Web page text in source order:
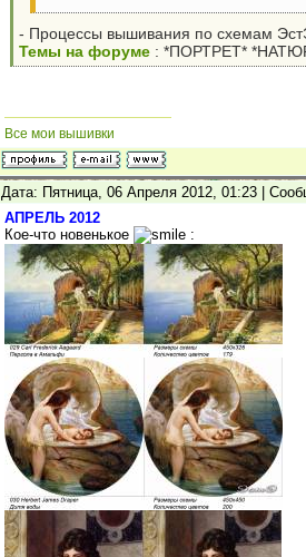
- Процессы вышивания по схемам
Темы на форуме : *ПОРТРЕТ*
Все мои вышивки
Дата: Пятница, 06 Апреля 2012, 01:23 |
АПРЕЛЬ 2012
Кое-что новенькое
: